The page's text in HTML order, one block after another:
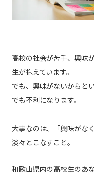
高校の社会が苦手、興味
生が抱えています。
でも、興味がないからと
でも不利になります。
大事なのは、「興味がな
淡々とこなすこと。
和歌山県内の高校生のあ